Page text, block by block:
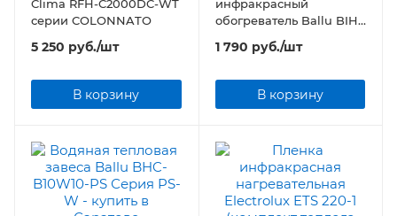
Clima RFH-C2000DC-WT
серии COLONNATO
5 250 руб./шт
В корзину
инфракрасный
обогреватель Ballu BIH-
1 790 руб./шт
В корзину